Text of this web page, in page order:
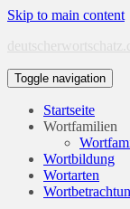
Skip to main content
Toggle navigation
Startseite
Wortfamilien
Wortbildung
Wortarten